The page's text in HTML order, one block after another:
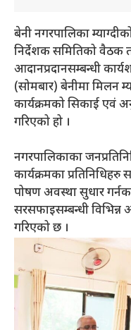
बेनी नगरपालिका
निर्देशक समितिको वैठक
आदानप्रदानसम्बन्धी
(सोमबार) बेनीमा मिलन
कार्यक्रमको सिकाई एवं
गरिएको हो ।
नगरपालिकाका
कार्यक्रमका प्रतिनिधिहरु
पोषण अवस्था सुधार
सरसफाइसम्बन्धी विभिन्न
गरिएको छ ।